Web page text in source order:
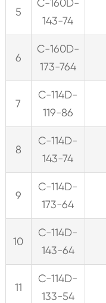
5
143-74
6
C-160D-
173-764
7
C-114D-
119-86
8
C-114D-
143-74
9
C-114D-
173-64
10
C-114D-
143-64
11
C-114D-
133-54